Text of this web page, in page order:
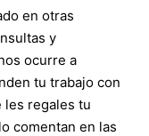
en otras
y
ocurre a
tu trabajo con
les regales tu
comentan en las